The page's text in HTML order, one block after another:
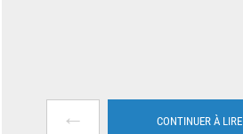
← CONTINUER À LIRE